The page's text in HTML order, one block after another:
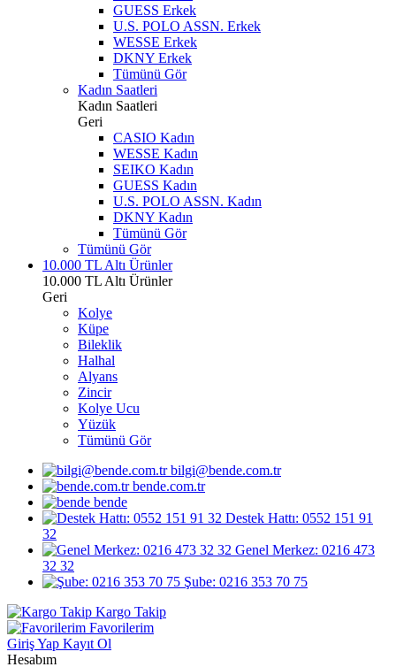
GUESS Erkek
U.S. POLO ASSN. Erkek
WESSE Erkek
DKNY Erkek
Tümünü Gör
Kadın Saatleri
Kadın Saatleri
Geri
CASIO Kadın
WESSE Kadın
SEIKO Kadın
GUESS Kadın
U.S. POLO ASSN. Kadın
DKNY Kadın
Tümünü Gör
Tümünü Gör
10.000 TL Altı Ürünler
10.000 TL Altı Ürünler
Geri
Kolye
Küpe
Bileklik
Halhal
Alyans
Zincir
Kolye Ucu
Yüzük
Tümünü Gör
bilgi@bende.com.tr
bende.com.tr
bende
Destek Hattı: 0552 151 91
32
Genel Merkez: 0216 473
32 32
Şube: 0216 353 70 75
Kargo Takip
Favorilerim
Giriş Yap Kayıt Ol
Hesabım